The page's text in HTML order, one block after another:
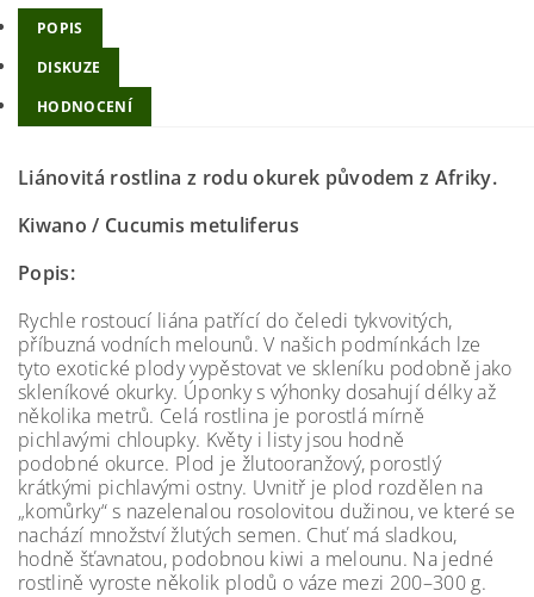
POPIS
DISKUZE
HODNOCENÍ
Liánovitá rostlina z rodu okurek původem z Afriky.
Kiwano / Cucumis metuliferus
Popis:
Rychle rostoucí liána patřící do čeledi tykvovitých,
příbuzná vodních melounů. V našich podmínkách lze
tyto exotické plody vypěstovat ve skleníku podobně jako
skleníkové okurky. Úponky s výhonky dosahují délky až
několika metrů. Celá rostlina je porostlá mírně
pichlavými chloupky. Květy i listy jsou hodně
podobné okurce. Plod je žlutooranžový, porostlý
krátkými pichlavými ostny. Uvnitř je plod rozdělen na
„komůrky“ s nazelenalou rosolovitou dužinou, ve které se
nachází množství žlutých semen. Chuť má sladkou,
hodně šťavnatou, podobnou kiwi a melounu. Na jedné
rostlině vyroste několik plodů o váze mezi 200–300 g.